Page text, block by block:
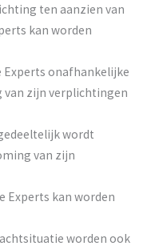
ten aanzien van
kan worden
Experts onafhankelijke
van zijn verplichtingen
wordt
van zijn
Experts kan worden
worden ook